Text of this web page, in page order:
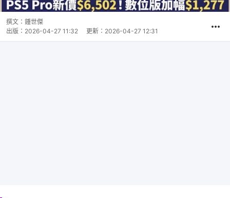
撰文： 鍾世傑
出版： 2026-04-27 11:32 更新： 2026-04-27 12:31